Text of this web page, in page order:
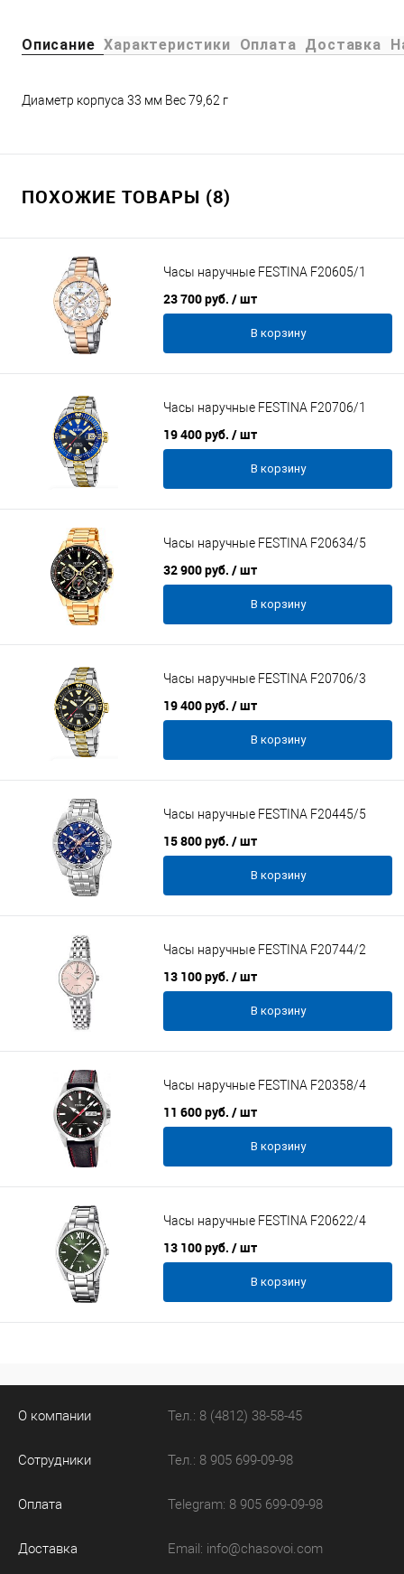
Описание Характеристики Оплата Доставка
Диаметр корпуса 33 мм Вес 79,62 г
ПОХОЖИЕ ТОВАРЫ (8)
Часы наручные FESTINA F20605/1
23 700 руб. / шт
В корзину
Часы наручные FESTINA F20706/1
19 400 руб. / шт
В корзину
Часы наручные FESTINA F20634/5
32 900 руб. / шт
В корзину
Часы наручные FESTINA F20706/3
19 400 руб. / шт
В корзину
Часы наручные FESTINA F20445/5
15 800 руб. / шт
В корзину
Часы наручные FESTINA F20744/2
13 100 руб. / шт
В корзину
Часы наручные FESTINA F20358/4
11 600 руб. / шт
В корзину
Часы наручные FESTINA F20622/4
13 100 руб. / шт
В корзину
О компании
Сотрудники
Оплата
Доставка
Тел.: 8 (4812) 38-58-45
Тел.: 8 905 699-09-98
Telegram: 8 905 699-09-98
Email: info@chasovoi.com